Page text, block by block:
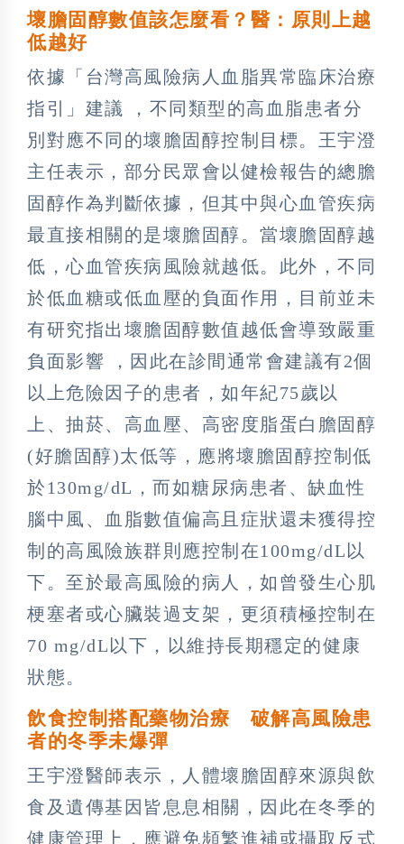
壞膽固醇數值該怎麼看？醫：原則上越
低越好
依據「台灣高風險病人血脂異常臨床治療
指引」建議 ，不同類型的高血脂患者分
別對應不同的壞膽固醇控制目標。王宇澄
主任表示，部分民眾會以健檢報告的總膽
固醇作為判斷依據，但其中與心血管疾病
最直接相關的是壞膽固醇。當壞膽固醇越
低，心血管疾病風險就越低。此外，不同
於低血糖或低血壓的負面作用，目前並未
有研究指出壞膽固醇數值越低會導致嚴重
負面影響 ，因此在診間通常會建議有2個
以上危險因子的患者，如年紀75歲以
上、抽菸、高血壓、高密度脂蛋白膽固醇
(好膽固醇)太低等，應將壞膽固醇控制低
於130mg/dL，而如糖尿病患者、缺血性
腦中風、血脂數值偏高且症狀還未獲得控
制的高風險族群則應控制在100mg/dL以
下。至於最高風險的病人，如曾發生心肌
梗塞者或心臟裝過支架，更須積極控制在
70 mg/dL以下，以維持長期穩定的健康
狀態。
飲食控制搭配藥物治療 破解高風險患
者的冬季未爆彈
王宇澄醫師表示，人體壞膽固醇來源與飲
食及遺傳基因皆息息相關，因此在冬季的
健康管理上，應避免頻繁進補或攝取反式